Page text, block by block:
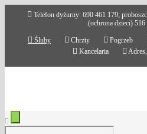
Telefon dyżurny: 690 461 179;
(ochrona dzieci) 516
Śluby Chrzty Pogrzeb
Kancelaria